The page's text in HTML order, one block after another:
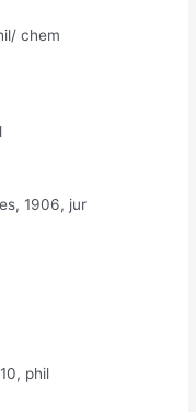
chem
1906, jur
phil